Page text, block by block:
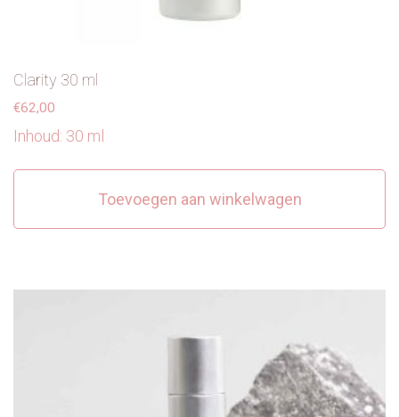
Clarity 30 ml
€62,00
Inhoud: 30 ml
Toevoegen aan winkelwagen